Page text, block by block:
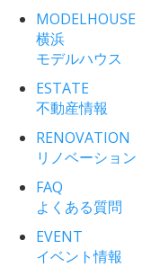
MODELHOUSE
横浜
モデルハウス
ESTATE
不動産情報
RENOVATION
リノベーション
FAQ
よくある質問
EVENT
イベント情報